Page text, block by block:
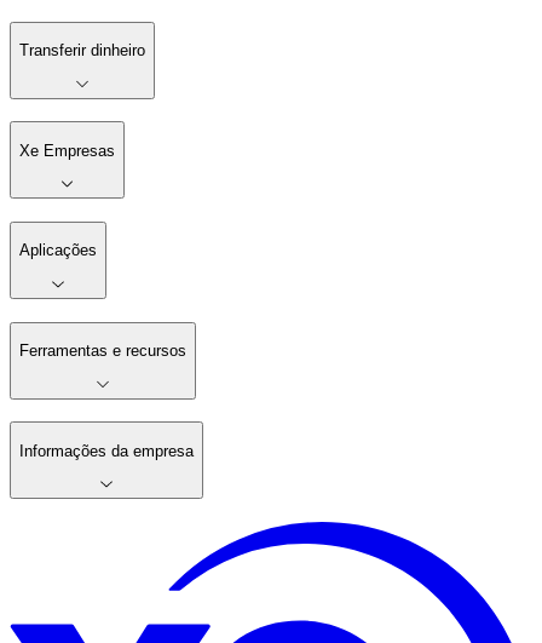
Transferir dinheiro
Xe Empresas
Aplicações
Ferramentas e recursos
Informações da empresa